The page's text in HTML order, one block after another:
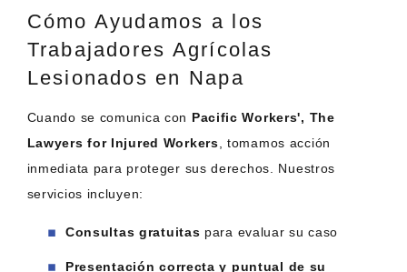
Cómo Ayudamos a los
Trabajadores Agrícolas
Lesionados en Napa
Cuando se comunica con Pacific Workers', The
Lawyers for Injured Workers , tomamos acción
inmediata para proteger sus derechos. Nuestros
servicios incluyen:
Consultas gratuitas para evaluar su caso
Presentación correcta y puntual de su